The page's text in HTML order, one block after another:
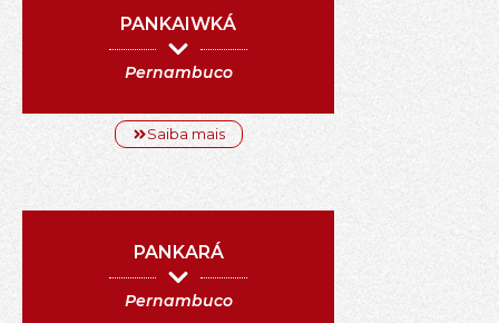
PANKAIWKÁ
Pernambuco
Saiba mais
PANKARÁ
Pernambuco